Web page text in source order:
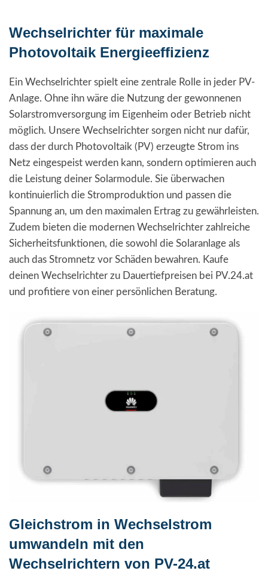
Wechselrichter für maximale
Photovoltaik Energieeffizienz
Ein Wechselrichter spielt eine zentrale Rolle in jeder PV-
Anlage. Ohne ihn wäre die Nutzung der gewonnenen
Solarstromversorgung im Eigenheim oder Betrieb nicht
möglich. Unsere Wechselrichter sorgen nicht nur dafür,
dass der durch Photovoltaik (PV) erzeugte Strom ins
Netz eingespeist werden kann, sondern optimieren auch
die Leistung deiner Solarmodule. Sie überwachen
kontinuierlich die Stromproduktion und passen die
Spannung an, um den maximalen Ertrag zu gewährleisten.
Zudem bieten die modernen Wechselrichter zahlreiche
Sicherheitsfunktionen, die sowohl die Solaranlage als
auch das Stromnetz vor Schäden bewahren. Kaufe
deinen Wechselrichter zu Dauertiefpreisen bei PV.24.at
und profitiere von einer persönlichen Beratung.
Gleichstrom in Wechselstrom
umwandeln mit den
Wechselrichtern von PV-24.at